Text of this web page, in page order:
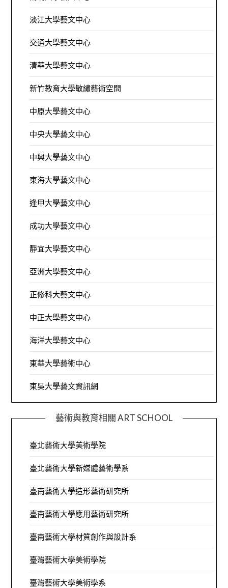
淡江大學藝文中心
交通大學藝文中心
清華大學藝文中心
新竹教育大學敏繡藝術空間
中原大學藝文中心
中央大學藝文中心
中興大學藝文中心
東海大學藝文中心
逢甲大學藝文中心
成功大學藝文中心
靜宜大學藝文中心
亞洲大學藝文中心
正修科大藝文中心
中正大學藝文中心
海洋大學藝文中心
東華大學藝術中心
東吳大學藝文資訊網
藝術與教育相關 ART SCHOOL
臺北藝術大學美術學院
臺北藝術大學新媒體藝術學系
臺南藝術大學造形藝術研究所
臺南藝術大學應用藝術研究所
臺南藝術大學材質創作與設計系
臺灣藝術大學美術學院
臺灣藝術大學美術學系